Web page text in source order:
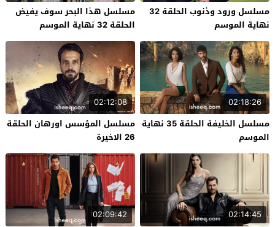
مسلسل ورود وذنوب الحلقة 32
نهاية الموسم
مسلسل هذا البحر سوف يفيض
الحلقة 32 نهاية الموسم
02:18:26
مسلسل الخليفة الحلقة 35 نهاية
الموسم
02:12:08
مسلسل المؤسس اورهان الحلقة
26 الاخيرة
02:14:45
02:09:42